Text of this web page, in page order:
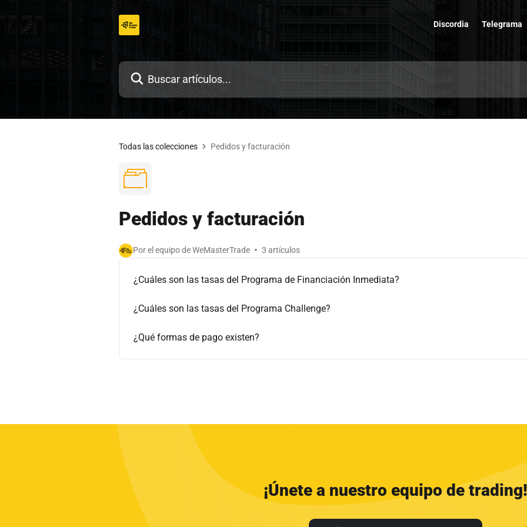
Discordia Telegrama
Todas las colecciones Pedidos y facturación
Pedidos y facturación
Por el equipo de WeMasterTrade 3 artículos
¿Cuáles son las tasas del Programa de Financiación Inmediata?
¿Cuáles son las tasas del Programa Challenge?
¿Qué formas de pago existen?
¡Únete a nuestro equipo de trading!